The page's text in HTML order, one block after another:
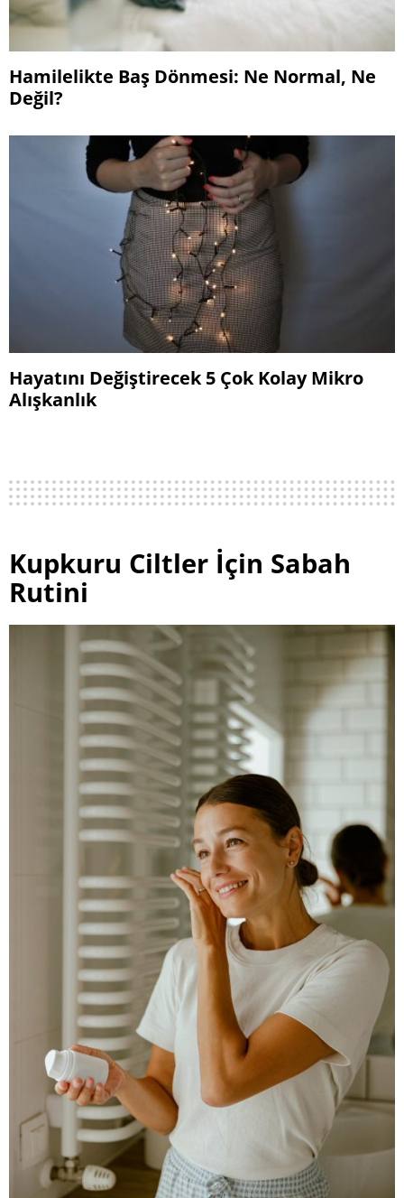
Hamilelikte Baş Dönmesi: Ne Normal, Ne
Değil?
Hayatını Değiştirecek 5 Çok Kolay Mikro
Alışkanlık
Kupkuru Ciltler İçin Sabah
Rutini